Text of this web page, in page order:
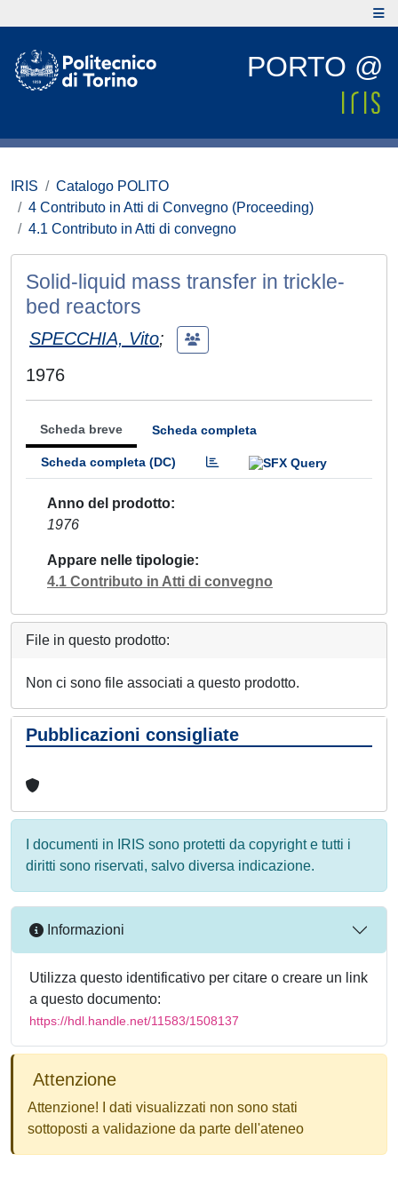
PORTO @
IRIS
Catalogo POLITO
4 Contributo in Atti di Convegno (Proceeding)
4.1 Contributo in Atti di convegno
Solid-liquid mass transfer in trickle-
bed reactors
SPECCHIA, Vito;
1976
Scheda breve Scheda completa
Scheda completa (DC)
Anno del prodotto
1976
Appare nelle tipologie
4.1 Contributo in Atti di convegno
File in questo prodotto:
Non ci sono file associati a questo prodotto.
Pubblicazioni consigliate
I documenti in IRIS sono protetti da copyright e tutti i
diritti sono riservati, salvo diversa indicazione.
Informazioni
Utilizza questo identificativo per citare o creare un link
a questo documento:
https://hdl.handle.net/11583/1508137
Attenzione
Attenzione! I dati visualizzati non sono stati
sottoposti a validazione da parte dell'ateneo